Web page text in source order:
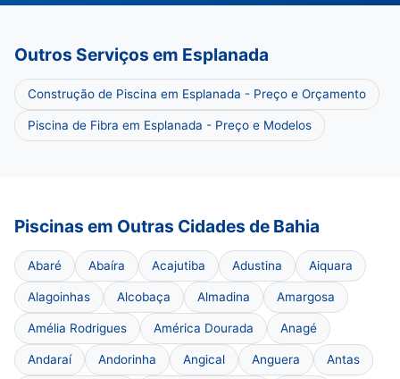
Outros Serviços em Esplanada
Construção de Piscina em Esplanada - Preço e Orçamento
Piscina de Fibra em Esplanada - Preço e Modelos
Piscinas em Outras Cidades de Bahia
Abaré Abaíra Acajutiba Adustina Aiquara
Alagoinhas Alcobaça Almadina Amargosa
Amélia Rodrigues América Dourada Anagé
Andaraí Andorinha Angical Anguera Antas